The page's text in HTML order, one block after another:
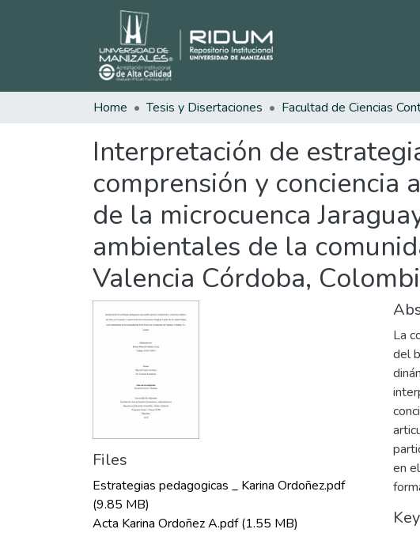
Home Tesis y Disertaciones
Interpretación de
comprensión y conciencia
de la microcuenca
ambientales de la
Valencia Córdoba,
Files
Estrategias pedagogicas _ Karina Ordoñez.pdf
(9.85 MB)
Acta Karina Ordoñez A.pdf(1.55 MB)
La
del
en